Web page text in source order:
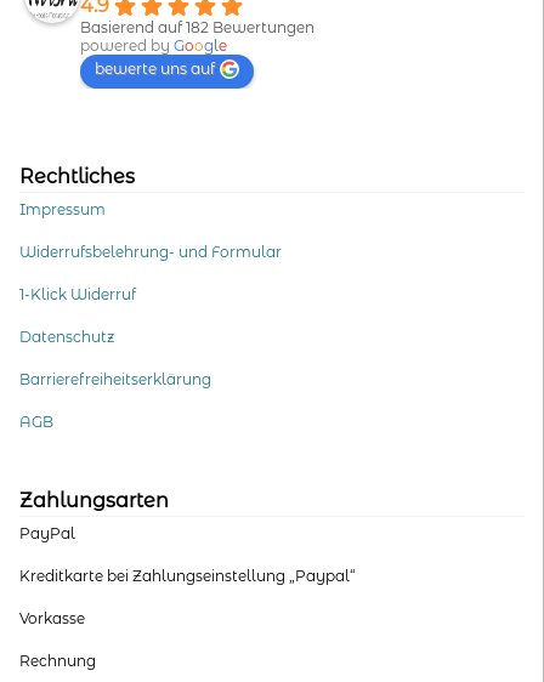
4.9
Basierend auf 182 Bewertungen
powered by Google
bewerte uns auf
Rechtliches
Impressum
Widerrufsbelehrung- und Formular
1-Klick Widerruf
Datenschutz
Barrierefreiheitserklärung
AGB
Zahlungsarten
PayPal
Kreditkarte bei Zahlungseinstellung „Paypal“
Vorkasse
Rechnung